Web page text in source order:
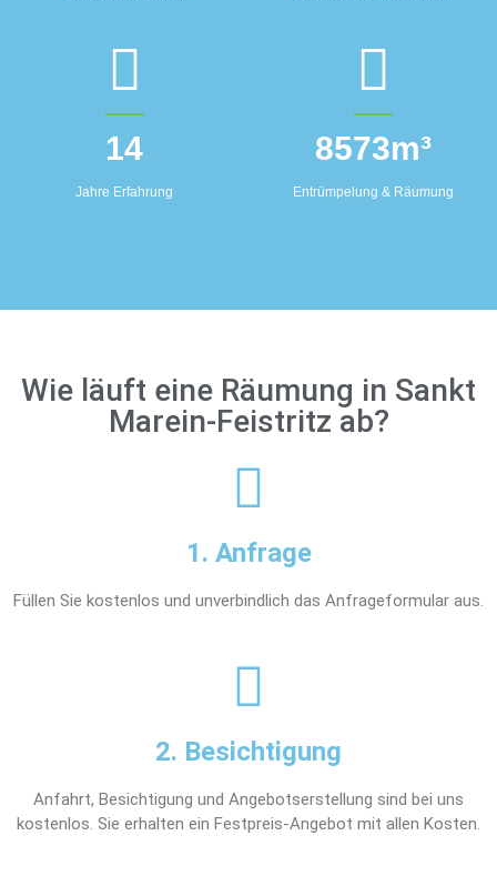
14
Jahre Erfahrung
8573m³
Entrümpelung & Räumung
Wie läuft eine Räumung in Sankt
Marein-Feistritz ab?
1. Anfrage
Füllen Sie kostenlos und unverbindlich das Anfrageformular aus.
2. Besichtigung
Anfahrt, Besichtigung und Angebotserstellung sind bei uns
kostenlos. Sie erhalten ein Festpreis-Angebot mit allen Kosten.